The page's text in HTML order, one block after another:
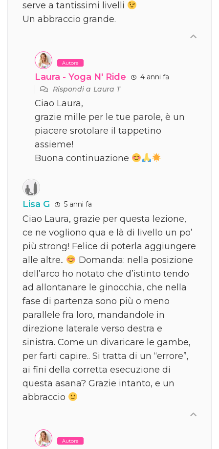
serve a tantissimi livelli
Un abbraccio grande.
Autore
Laura - Yoga N' Ride
4 anni fa
Rispondi aLaura T
Ciao Laura,
grazie mille per le tue parole, è un
piacere srotolare il tappetino
assieme!
Buona continuazione
Lisa G 5 anni fa
Ciao Laura, grazie per questa lezione,
ce ne vogliono qua e là di livello un po’
più strong! Felice di poterla aggiungere
alle altre..
Domanda: nella posizione
dell’arco ho notato che d’istinto tendo
ad allontanare le ginocchia, che nella
fase di partenza sono più o meno
parallele fra loro, mandandole in
direzione laterale verso destra e
sinistra. Come un divaricare le gambe,
per farti capire.. Si tratta di un “errore”,
ai fini della corretta esecuzione di
questa asana? Grazie intanto, e un
abbraccio
Autore